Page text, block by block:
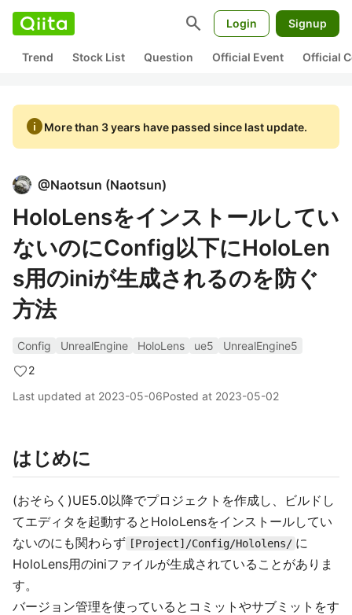
search Login Signup
Trend Stock List Question Official Event Official
infoMore than 3 years have passed since last update.
@Naotsun (Naotsun)
HoloLensをインストールしてい
ないのにConfig以下にHoloLen
s用のiniが生成されるのを防ぐ
方法
Config UnrealEngine HoloLens ue5
UnrealEngine5
2
Last updated at 2023-05-06Posted at 2023-05-02
はじめに
(おそらく)UE5.0以降でプロジェクトを作成し、ビルドし
てエディタを起動するとHoloLensをインストールしてい
ないのにも関わらず [Project]/Config/Hololens/ に
HoloLens用のiniファイルが生成されていることがありま
す。
バージョン管理を使っているとコミットやサブミットをす